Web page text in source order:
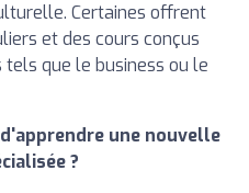
Certaines offrent
et des cours conçus
que le business ou le
une nouvelle
?